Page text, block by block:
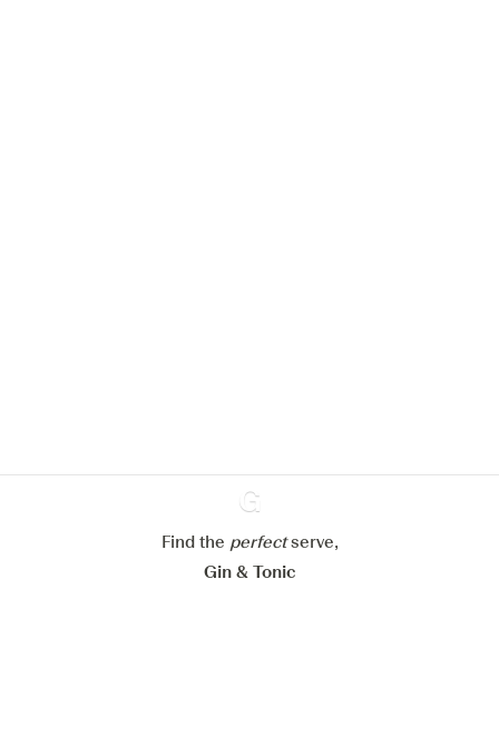
Ginventory
Find the perfectserve,
Gin & Tonic
Paramétrer mes cookies
Refuser tout Accepter tout